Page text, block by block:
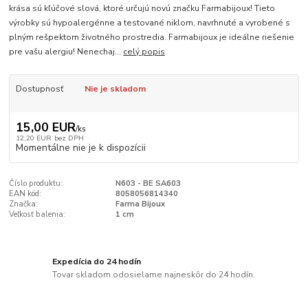
krása sú kľúčové slová, ktoré určujú novú značku Farmabijoux! Tieto
výrobky sú hypoalergénne a testované niklom, navrhnuté a vyrobené s
plným rešpektom životného prostredia. Farmabijoux je ideálne riešenie
pre vašu alergiu! Nenechaj... celý popis
Dostupnosť Nie je skladom
15,00 EUR/ks
12,20 EUR bez DPH
Momentálne nie je k dispozícii
Číslo produktu:
N603 - BE SA603
EAN kód:
8058056814340
Značka:
Farma Bijoux
Veľkosť balenia:
1 cm
Expedícia do 24 hodín
Tovar skladom odosielame najneskôr do 24 hodín.